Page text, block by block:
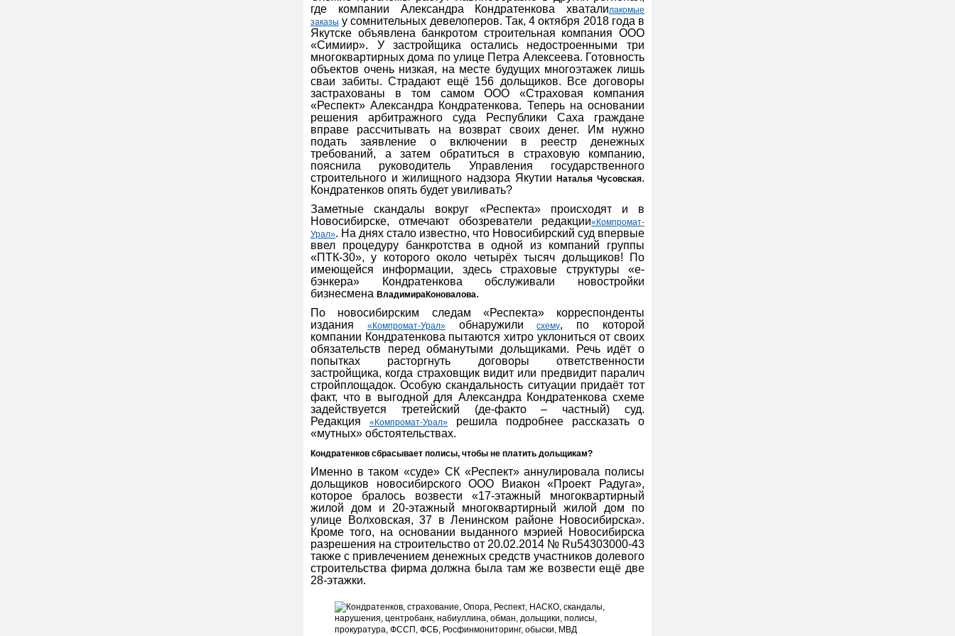
где компании Александра Кондратенкова хваталилакомые
заказы у сомнительных девелоперов. Так, 4 октября 2018 года в
Якутске объявлена банкротом строительная компания ООО
«Симиир». У застройщика остались недостроенными три
многоквартирных дома по улице Петра Алексеева. Готовность
объектов очень низкая, на месте будущих многоэтажек лишь
сваи забиты. Страдают ещё 156 дольщиков. Все договоры
застрахованы в том самом ООО «Страховая компания
«Респект» Александра Кондратенкова. Теперь на основании
решения арбитражного суда Республики Саха граждане
вправе рассчитывать на возврат своих денег. Им нужно
подать заявление о включении в реестр денежных
требований, а затем обратиться в страховую компанию,
пояснила руководитель Управления государственного
строительного и жилищного надзора ЯкутииНаталья Чусовская.
Кондратенков опять будет увиливать?
Заметные скандалы вокруг «Респекта» происходят и в
Новосибирске, отмечают обозреватели редакции«Компромат-
Урал». На днях стало известно, что Новосибирский суд впервые
ввел процедуру банкротства в одной из компаний группы
«ПТК-30», у которого около четырёх тысяч дольщиков! По
имеющейся информации, здесь страховые структуры «е-
бэнкера» Кондратенкова обслуживали новостройки
бизнесмена ВладимираКоновалова.
По новосибирским следам «Респекта» корреспонденты
издания
«Компромат-Урал»обнаружилисхему, по которой
компании Кондратенкова пытаются хитро уклониться от своих
обязательств перед обманутыми дольщиками. Речь идёт о
попытках расторгнуть договоры ответственности
застройщика, когда страховщик видит или предвидит паралич
стройплощадок. Особую скандальность ситуации придаёт тот
факт, что в выгодной для Александра Кондратенкова схеме
задействуется третейский (де-факто – частный) суд.
Редакция
«Компромат-Урал»
решила подробнее рассказать о
«мутных» обстоятельствах.
Кондратенков сбрасывает полисы, чтобы не платить дольщикам?
Именно в таком «суде» СК «Респект» аннулировала полисы
дольщиков новосибирского ООО Виакон «Проект Радуга»,
которое бралось возвести «17-этажный многоквартирный
жилой дом и 20-этажный многоквартирный жилой дом по
улице Волховская, 37 в Ленинском районе Новосибирска».
Кроме того, на основании выданного мэрией Новосибирска
разрешения на строительство от 20.02.2014 № Ru54303000-43
также с привлечением денежных средств участников долевого
строительства фирма должна была там же возвести ещё две
28-этажки.